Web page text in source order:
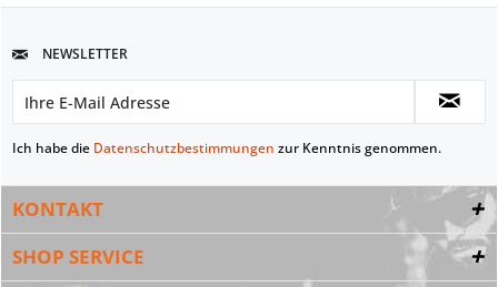
NEWSLETTER
Ich habe die Datenschutzbestimmungen zur Kenntnis genommen.
KONTAKT
SHOP SERVICE